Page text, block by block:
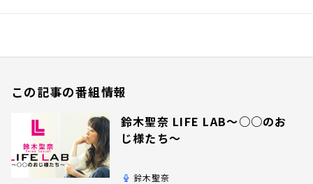
この記事の番組情報
鈴木聖奈 LIFE LAB～○○のお
じ様たち～
鈴木聖奈